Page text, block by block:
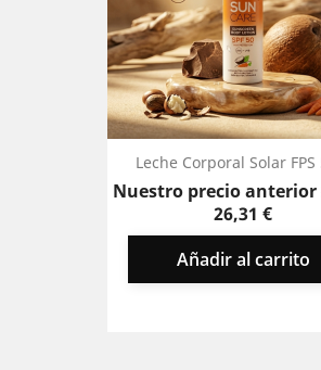
Leche Corporal Solar FPS
Nuestro precio anterior
26,31 €
Añadir al carrito